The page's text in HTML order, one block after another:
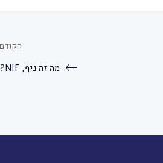
הקודם
מה זה ניף, NIF?